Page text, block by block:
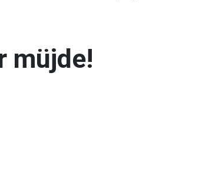
müjde!